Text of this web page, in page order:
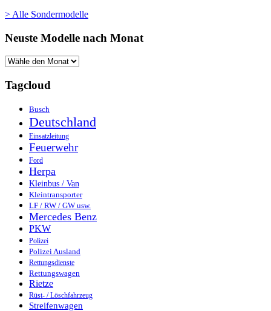
> Alle Sondermodelle
Neuste Modelle nach Monat
Tagcloud
Busch
Deutschland
Einsatzleitung
Feuerwehr
Ford
Herpa
Kleinbus / Van
Kleintransporter
LF / RW / GW usw.
Mercedes Benz
PKW
Polizei
Polizei Ausland
Rettungsdienste
Rettungswagen
Rietze
Rüst- / Löschfahrzeug
Streifenwagen